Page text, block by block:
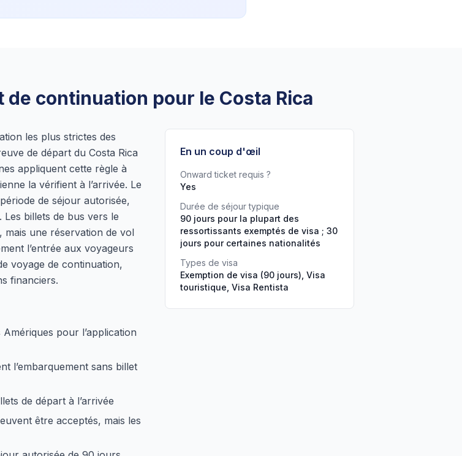
continuation pour le Costa Rica
les plus strictes des
de départ du Costa Rica
appliquent cette règle à
la vérifient à l’arrivée. Le
de séjour autorisée,
billets de bus vers le
mais une réservation de vol
l’entrée aux voyageurs
voyage de continuation,
financiers.
pour l’application
l’embarquement sans billet
de départ à l’arrivée
être acceptés, mais les
En un coup d'œil
Onward ticket requis ?
Yes
Durée de séjour typique
90 jours pour la plupart des
ressortissants exemptés de visa ; 30
jours pour certaines nationalités
Types de visa
Exemption de visa (90 jours), Visa
touristique, Visa Rentista